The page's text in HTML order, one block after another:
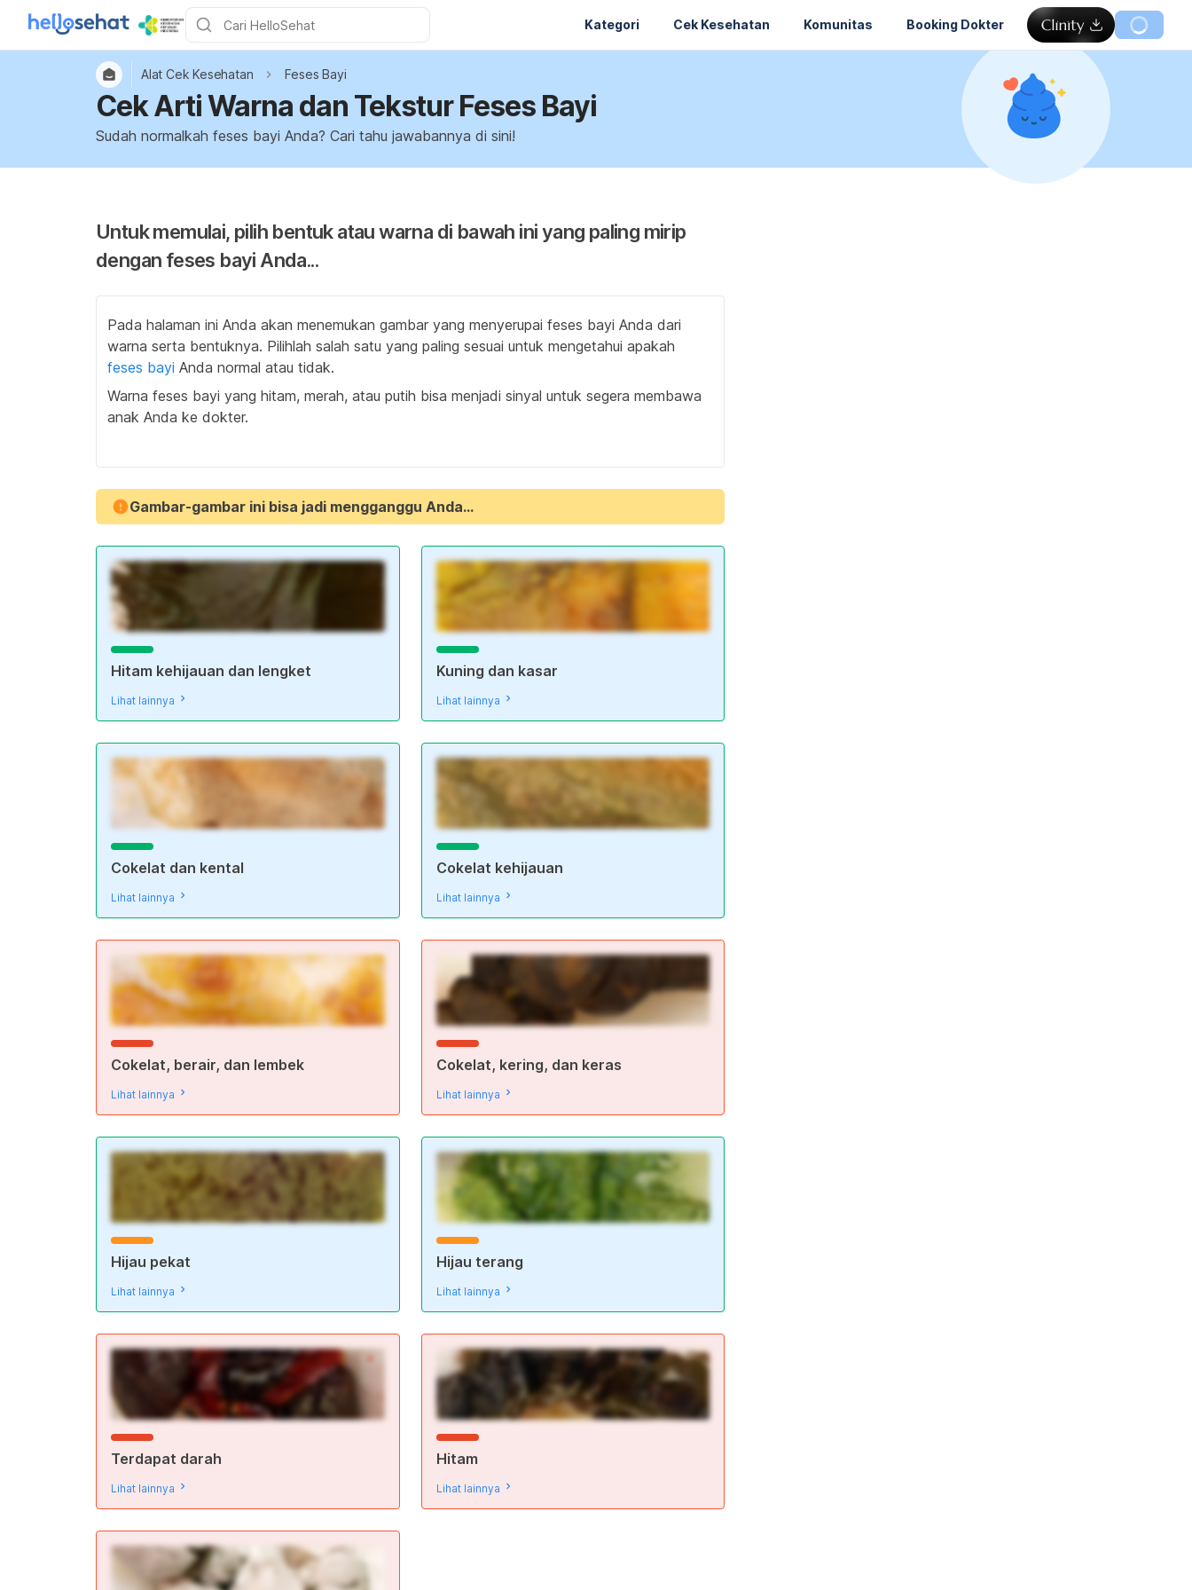
Kategori Cek Kesehatan Komunitas Booking Dokter
Alat Cek Kesehatan Feses Bayi
Cek Arti Warna dan Tekstur Feses Bayi
Sudah normalkah feses bayi Anda? Cari tahu jawabannya di sini!
Untuk memulai, pilih bentuk atau warna di bawah ini yang paling mirip
dengan feses bayi Anda...
Pada halaman ini Anda akan menemukan gambar yang menyerupai feses bayi Anda dari
warna serta bentuknya. Pilihlah salah satu yang paling sesuai untuk mengetahui apakah
feses bayi Anda normal atau tidak.
Warna feses bayi yang hitam, merah, atau putih bisa menjadi sinyal untuk segera membawa
anak Anda ke dokter.
Gambar-gambar ini bisa jadi mengganggu Anda...
Hitam kehijauan dan lengket
Lihat lainnya
Kuning dan kasar
Lihat lainnya
Cokelat dan kental
Lihat lainnya
Cokelat kehijauan
Lihat lainnya
Cokelat, berair, dan lembek
Lihat lainnya
Cokelat, kering, dan keras
Lihat lainnya
Hijau pekat
Lihat lainnya
Hijau terang
Lihat lainnya
Terdapat darah
Lihat lainnya
Hitam
Lihat lainnya